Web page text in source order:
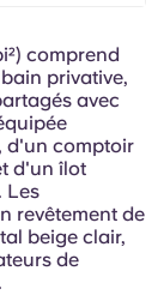
comprend
privative,
avec
d'un comptoir
d'un îlot
Les
revêtement de
beige clair,
de